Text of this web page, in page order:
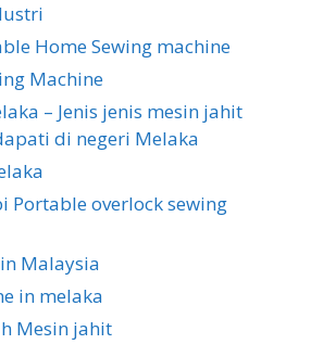
Home Sewing machine
Machine
– Jenis jenis mesin jahit
di negeri Melaka
Portable overlock sewing
Malaysia
in melaka
Mesin jahit